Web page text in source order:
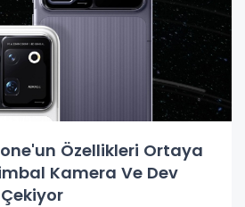
Özellikleri Ortaya
Kamera Ve Dev